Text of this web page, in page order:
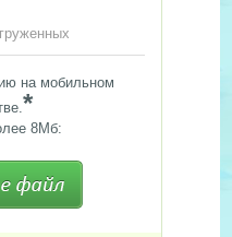
на мобильном
*
8Мб: